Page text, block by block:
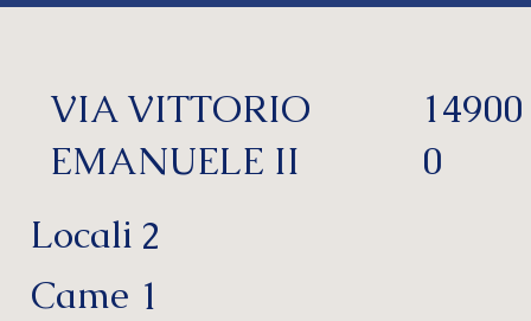
Locali
Came
2
1
VIA VITTORIO
EMANUELE II
14900
0